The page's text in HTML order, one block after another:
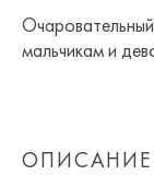
мальчикам и
ОПИСАНИЕ